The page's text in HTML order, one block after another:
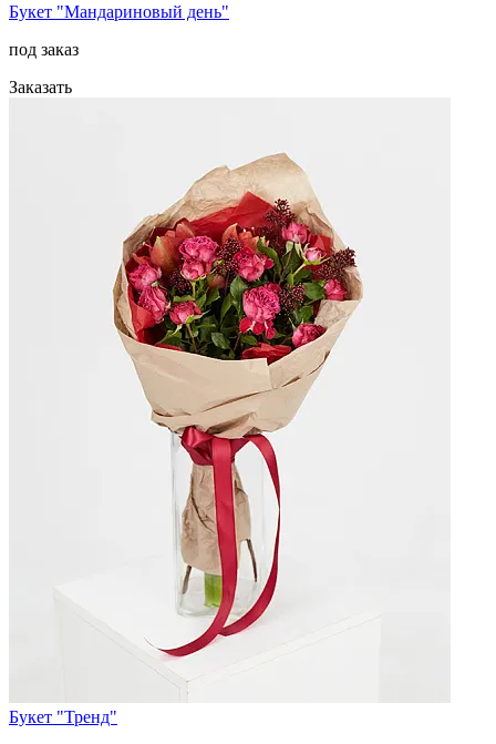
Букет "Мандариновый день"
под заказ
Заказать
Букет "Тренд"